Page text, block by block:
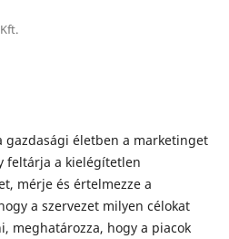
gazdasági életben a marketinget
feltárja a kielégí­tetlen
mérje és értelmezze a
a szervezet milyen cé­lokat
meghatározza, hogy a piacok